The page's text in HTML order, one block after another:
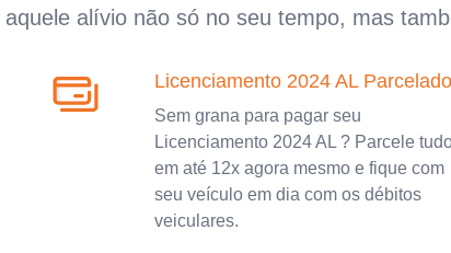
aquele alívio não só no seu tempo, mas
Licenciamento 2024 AL Parcelado
Sem grana para pagar seu
Licenciamento 2024 AL ? Parcele
em até 12x agora mesmo e fique com
seu veículo em dia com os débitos
veiculares.